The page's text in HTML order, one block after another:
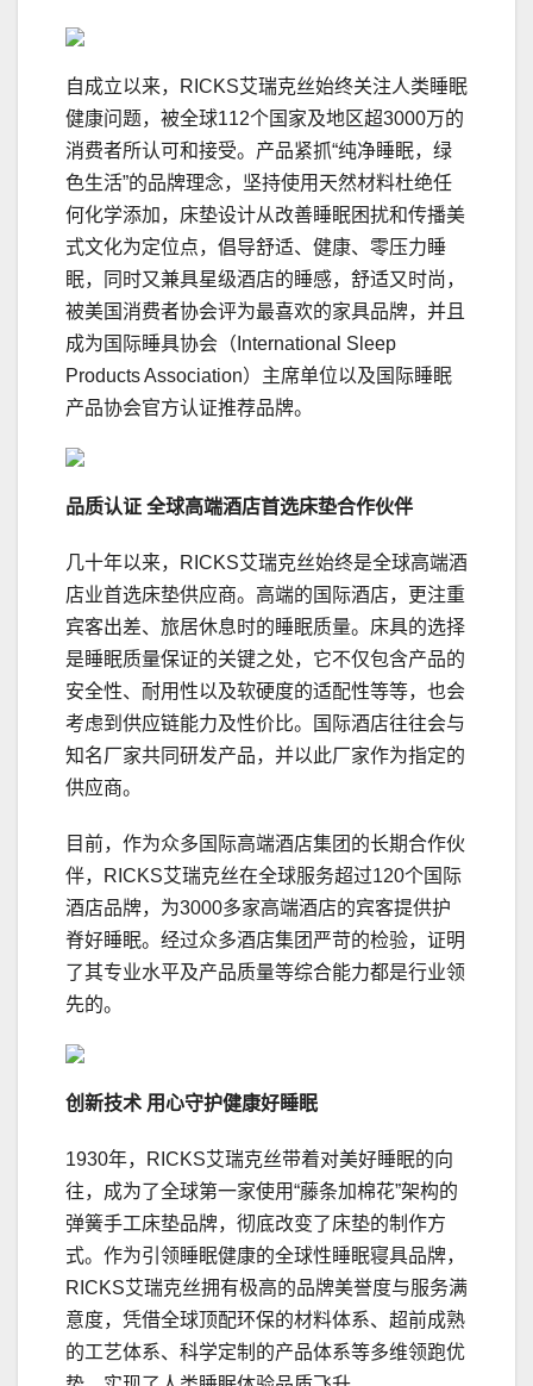
自成立以来，RICKS艾瑞克丝始终关注人类睡眠
健康问题，被全球112个国家及地区超3000万的
消费者所认可和接受。产品紧抓“纯净睡眠，绿
色生活”的品牌理念，坚持使用天然材料杜绝任
何化学添加，床垫设计从改善睡眠困扰和传播美
式文化为定位点，倡导舒适、健康、零压力睡
眠，同时又兼具星级酒店的睡感，舒适又时尚，
被美国消费者协会评为最喜欢的家具品牌，并且
成为国际睡具协会（International Sleep
Products Association）主席单位以及国际睡眠
产品协会官方认证推荐品牌。
品质认证 全球高端酒店首选床垫合作伙伴
几十年以来，RICKS艾瑞克丝始终是全球高端酒
店业首选床垫供应商。高端的国际酒店，更注重
宾客出差、旅居休息时的睡眠质量。床具的选择
是睡眠质量保证的关键之处，它不仅包含产品的
安全性、耐用性以及软硬度的适配性等等，也会
考虑到供应链能力及性价比。国际酒店往往会与
知名厂家共同研发产品，并以此厂家作为指定的
供应商。
目前，作为众多国际高端酒店集团的长期合作伙
伴，RICKS艾瑞克丝在全球服务超过120个国际
酒店品牌，为3000多家高端酒店的宾客提供护
脊好睡眠。经过众多酒店集团严苛的检验，证明
了其专业水平及产品质量等综合能力都是行业领
先的。
创新技术 用心守护健康好睡眠
1930年，RICKS艾瑞克丝带着对美好睡眠的向
往，成为了全球第一家使用“藤条加棉花”架构的
弹簧手工床垫品牌，彻底改变了床垫的制作方
式。作为引领睡眠健康的全球性睡眠寝具品牌，
RICKS艾瑞克丝拥有极高的品牌美誉度与服务满
意度，凭借全球顶配环保的材料体系、超前成熟
的工艺体系、科学定制的产品体系等多维领跑优